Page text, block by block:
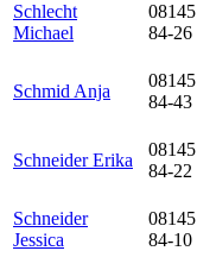
Schlecht
Michael
08145
84-26
Schmid Anja
08145
84-43
Schneider Erika
08145
84-22
Schneider
Jessica
08145
84-10